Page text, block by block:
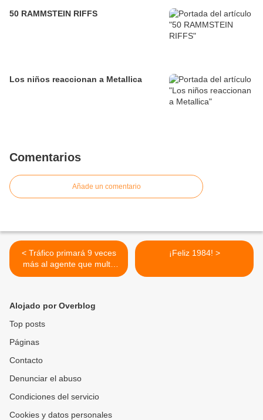
50 RAMMSTEIN RIFFS
Los niños reaccionan a Metallica
Comentarios
Añade un comentario
< Tráfico primará 9 veces
más al agente que multe
una alcoholemia que al que
¡Feliz 1984! >
Alojado por Overblog
Top posts
Páginas
Contacto
Denunciar el abuso
Condiciones del servicio
Cookies y datos personales